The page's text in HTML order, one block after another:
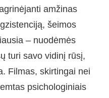
amžinas
šeimos
– nuodėmės
turi savo vidinį rūsį,
Filmas, skirtingai nei
psichologiniais